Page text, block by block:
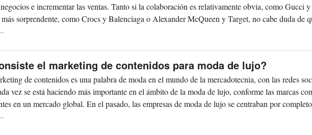
e incrementar las ventas. Tanto si la colaboración es relativamente obvia, como Gucci
sorprendente, como Crocs y Balenciaga o Alexander McQueen y Target, no cabe duda de
el marketing de contenidos para moda de lujo?
de contenidos es una palabra de moda en el mundo de la mercadotecnia, con las redes
vez se está haciendo más importante en el ámbito de la moda de lujo, conforme las marcas
en un mercado global. En el pasado, las empresas de moda de lujo se centraban por